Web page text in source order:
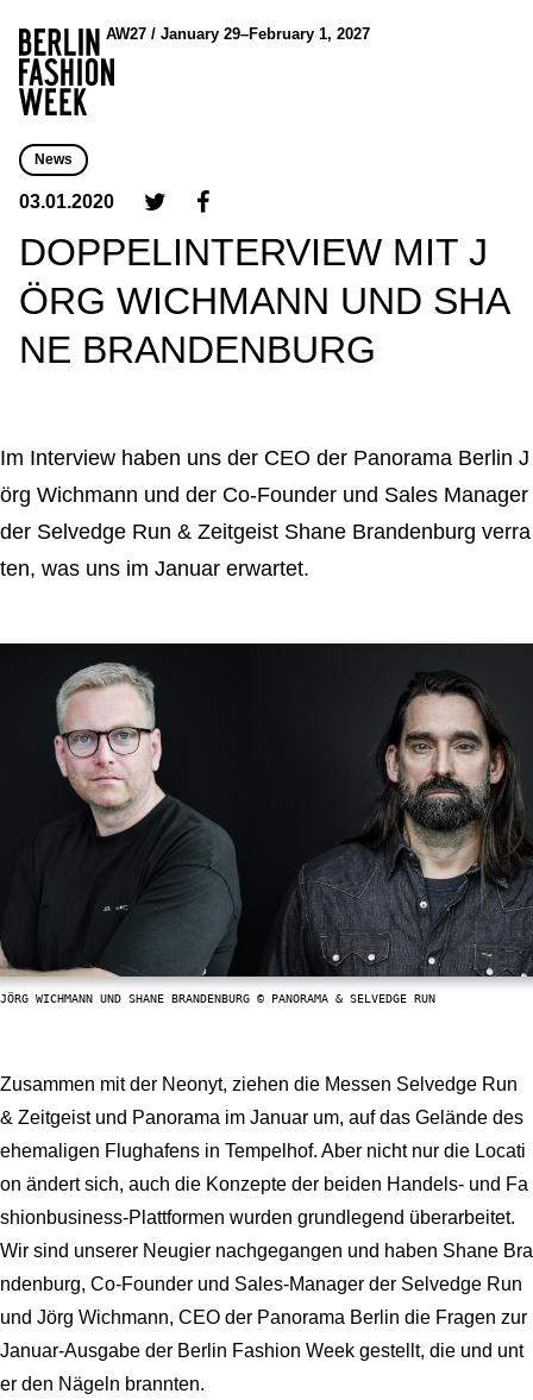
AW27 / January 29–February 1, 2027
News
03.01.2020
DOPPELINTERVIEW MIT J
ÖRG WICHMANN UND SHA
NE BRANDENBURG
Im Interview haben uns der CEO der Panorama Berlin J
örg Wichmann und der Co-Founder und Sales Manager
der Selvedge Run & Zeitgeist Shane Brandenburg verra
ten, was uns im Januar erwartet.
JÖRG WICHMANN UND SHANE BRANDENBURG © PANORAMA & SELVEDGE RUN
Zusammen mit der Neonyt, ziehen die Messen Selvedge Run
& Zeitgeist und Panorama im Januar um, auf das Gelände des
ehemaligen Flughafens in Tempelhof. Aber nicht nur die Locati
on ändert sich, auch die Konzepte der beiden Handels- und Fa
shionbusiness-Plattformen wurden grundlegend überarbeitet.
Wir sind unserer Neugier nachgegangen und haben Shane Bra
ndenburg, Co-Founder und Sales-Manager der Selvedge Run
und Jörg Wichmann, CEO der Panorama Berlin die Fragen zur
Januar-Ausgabe der Berlin Fashion Week gestellt, die und unt
er den Nägeln brannten.